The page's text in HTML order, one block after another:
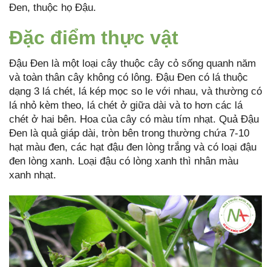
Đen, thuộc họ Đậu.
Đặc điểm thực vật
Đậu Đen là một loại cây thuộc cây cỏ sống quanh năm
và toàn thân cây không có lông. Đậu Đen có lá thuộc
dạng 3 lá chét, lá kép mọc so le với nhau, và thường có
lá nhỏ kèm theo, lá chét ở giữa dài và to hơn các lá
chét ở hai bên. Hoa của cây có màu tím nhạt. Quả Đậu
Đen là quả giáp dài, tròn bên trong thường chứa 7-10
hạt màu đen, các hạt đậu đen lòng trắng và có loại đậu
đen lòng xanh. Loại đậu có lòng xanh thì nhân màu
xanh nhạt.